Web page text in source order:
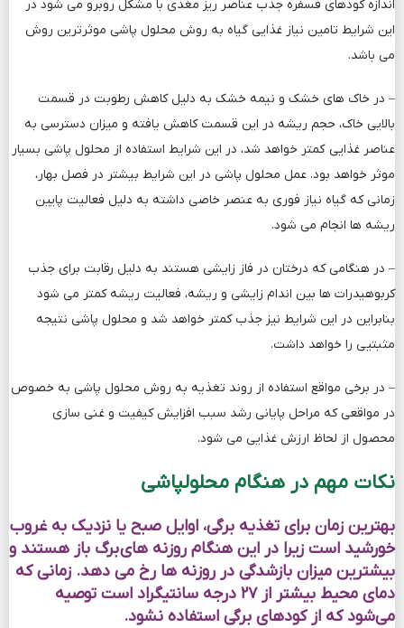
اندازه کودهای فسفره جذب عناصر ریز مغذی با مشکل روبرو می شود در
این شرایط تامین نیاز غذایی گیاه به روش محلول پاشی موثرترین روش
می باشد.
– در خاک های خشک و نیمه خشک به دلیل کاهش رطوبت در قسمت
بالایی خاک، حجم ریشه در این قسمت کاهش یافته و میزان دسترسی به
عناصر غذایی کمتر خواهد شد، در این شرایط استفاده از محلول پاشی بسیار
موثر خواهد بود. عمل محلول پاشی در این شرایط بیشتر در فصل بهار،
زمانی که گیاه نیاز فوری به عنصر خاصی داشته به دلیل فعالیت پایین
ریشه ها انجام می شود.
– در هنگامی که درختان در فاز زایشی هستند به دلیل رقابت برای جذب
کربوهیدرات ها بین اندام زایشی و ریشه، فعالیت ریشه کمتر می شود
بنابراین در این شرایط نیز جذب کمتر خواهد شد و محلول پاشی نتیجه
مثبتیی را خواهد داشت.
– در برخی مواقع استفاده از روند تغذیه به روش محلول پاشی به خصوص
در مواقعی که مراحل پایانی رشد سبب افزایش کیفیت و غنی سازی
محصول از لحاظ ارزش غذایی می ­شود.
نکات مهم در هنگام محلولپاشی
بهترین زمان برای تغذیه برگی، اوایل صبح یا نزدیک به غروب
خورشید است زیرا در این هنگام روزنه هاي برگ باز هستند و
بیشترین میزان بازشدگی در روزنه ها رخ می دهد. زمانی که
دمای محیط بیشتر از ۲۷ درجه سانتیگراد است توصیه
می‌شود که از کودهای برگی استفاده نشود.